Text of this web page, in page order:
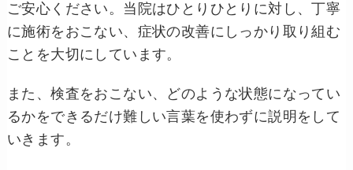
ご安心ください。当院はひとりひとりに対し、丁寧
に施術をおこない、症状の改善にしっかり取り組む
ことを大切にしています。
また、検査をおこない、どのような状態になってい
るかをできるだけ難しい言葉を使わずに説明をして
いきます。